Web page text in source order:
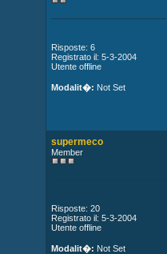
Risposte: 6
Registrato il: 5-3-2004
Utente offline
Modalit�: Not Set
supermeco
Member
Risposte: 20
Registrato il: 5-3-2004
Utente offline
Modalit�: Not Set